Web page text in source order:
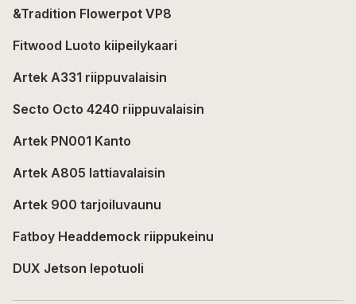
&Tradition Flowerpot VP8
Fitwood Luoto kiipeilykaari
Artek A331 riippuvalaisin
Secto Octo 4240 riippuvalaisin
Artek PN001 Kanto
Artek A805 lattiavalaisin
Artek 900 tarjoiluvaunu
Fatboy Headdemock riippukeinu
DUX Jetson lepotuoli